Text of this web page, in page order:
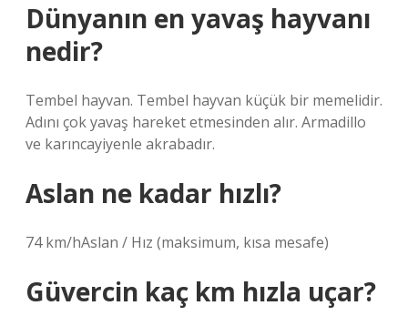
Dünyanın en yavaş hayvanı
nedir?
Tembel hayvan. Tembel hayvan küçük bir memelidir.
Adını çok yavaş hareket etmesinden alır. Armadillo
ve karıncayiyenle akrabadır.
Aslan ne kadar hızlı?
74 km/hAslan / Hız (maksimum, kısa mesafe)
Güvercin kaç km hızla uçar?